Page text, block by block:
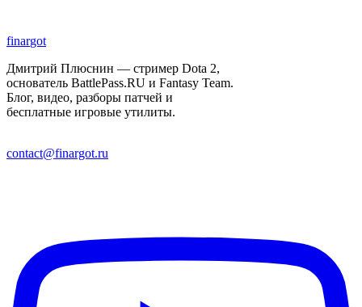
finargot
Дмитрий Плюснин — стример Dota 2,
основатель BattlePass.RU и Fantasy Team.
Блог, видео, разборы патчей и
бесплатные игровые утилиты.
contact@finargot.ru